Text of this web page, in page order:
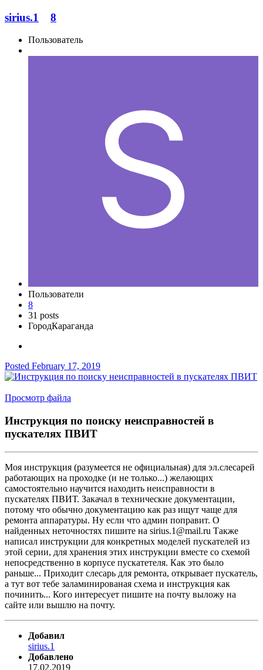
sirius.1 8
Пользователь
Пользователи
8
31 posts
ГородКараганда
Posted February 17, 2019
Просмотр файла
Инструкция по поиску неисправностей в
пускателях ПВИТ
Моя инструкция (разумеется не официальная) для эл.слесарей
работающих на проходке (и не только...) желающих
самостоятельно научится находить неисправности в
пускателях ПВИТ. Закачал в технические документации,
потому что обычно документацию как раз ищут чаще для
ремонта аппаратуры. Ну если что админ поправит. О
найденных неточностях пишите на sirius.1@mail.ru Также
написал инструкции для конкретных моделей пускателей из
этой серии, для хранения этих инструкции вместе со схемой
непосредственно в корпусе пускатетеля. Как это было
раньше... Приходит слесарь для ремонта, открывает пускатель,
а тут вот тебе заламинированая схема и инструкция как
починить... Кого интересует пишите на почту выложу на
сайте или вышлю на почту.
Добавил
sirius.1
Добавлено
17.02.2019